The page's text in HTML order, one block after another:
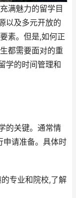
满魅力的留学目
以及多元开放的
素。但是,如何正
都需要面对的重
学的时间管理和
的关键。通常情
申请准备。具体时
专业和院校,了解